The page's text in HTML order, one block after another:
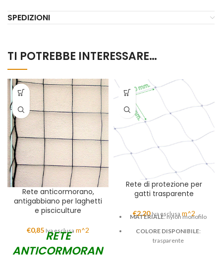
SPEDIZIONI
TI POTREBBE INTERESSARE…
Rete anticormorano,
antigabbiano per laghetti
e pisciculture
€0,85 Iva esclusa m^2
RETE
ANTICORMORANO
Rete di protezione per
gatti trasparente
€2,20 Iva esclusa m^2
MATERIALE: nylon monofilo
COLORE DISPONIBILE:
trasparente